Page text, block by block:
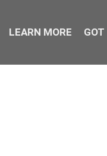
LEARN MORE